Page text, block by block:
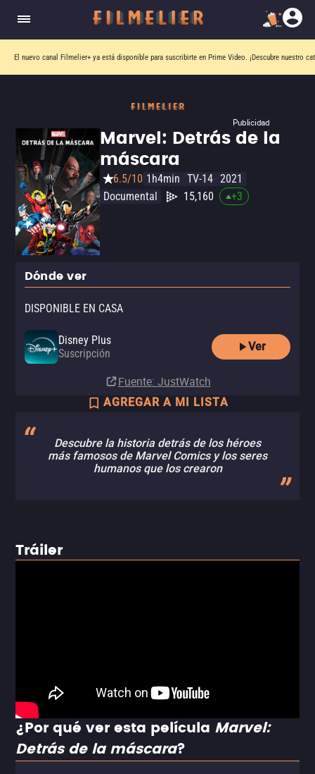
El nuevo canal Filmelier+ ya está disponible para suscribirte en Prime Video. ¡Descubre nuestro
Publicidad
Marvel: Detrás de la
máscara
6.5/10 1h4min TV-14 2021
Documental
15,160 +3
Dónde ver
DISPONIBLE EN CASA
Disney Plus
Suscripción
Ver
Fuente: JustWatch
AGREGAR A MI LISTA
Descubre la historia detrás de los héroes
más famosos de Marvel Comics y los seres
humanos que los crearon
Tráiler
¿Por qué ver esta película Marvel:
Detrás de la máscara?